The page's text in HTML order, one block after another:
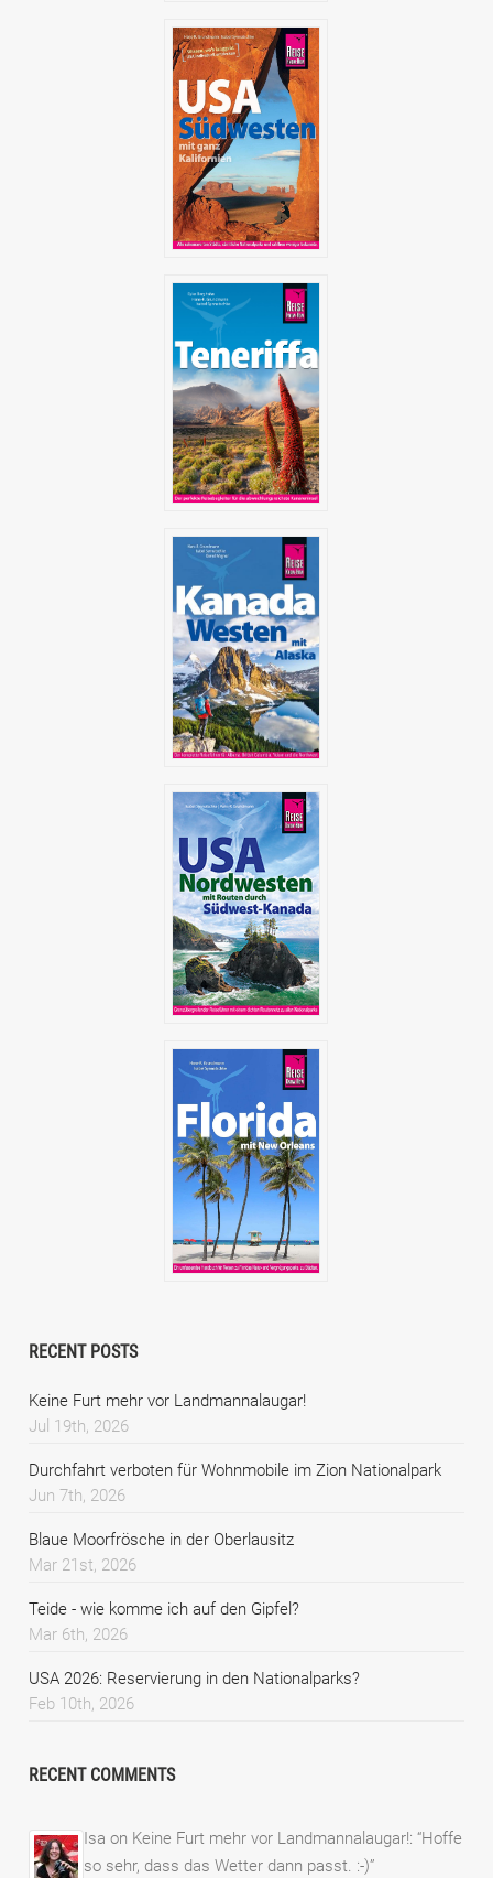
RECENT POSTS
Keine Furt mehr vor Landmannalaugar!
Jul 19th, 2026
Durchfahrt verboten für Wohnmobile im Zion Nationalpark
Jun 7th, 2026
Blaue Moorfrösche in der Oberlausitz
Mar 21st, 2026
Teide - wie komme ich auf den Gipfel?
Mar 6th, 2026
USA 2026: Reservierung in den Nationalparks?
Feb 10th, 2026
RECENT COMMENTS
Isa on Keine Furt mehr vor Landmannalaugar!: “Hoffe
so sehr, dass das Wetter dann passt. :-)”